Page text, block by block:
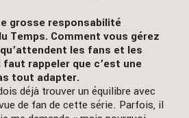
grosse responsabilité
Temps. Comment vous gérez
les fans et les
faut rappeler que c’est une
tout adapter.
déjà trouver un équilibre avec
de fan de cette série. Parfois, il